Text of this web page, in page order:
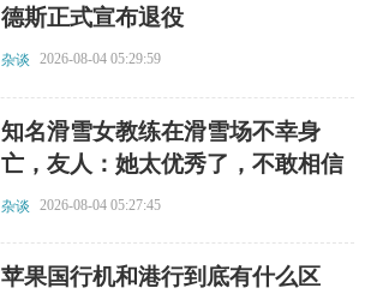
德斯正式宣布退役
杂谈 2026-08-04 05:29:59
​知名滑雪女教练在滑雪场不幸身
亡，友人：她太优秀了，不敢相信
事实
杂谈 2026-08-04 05:27:45
​苹果国行机和港行到底有什么区